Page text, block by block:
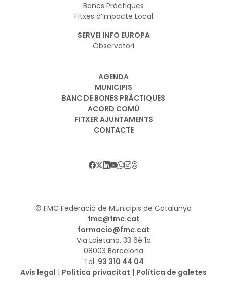
Bones Pràctiques
Fitxes d’Impacte Local
SERVEI INFO EUROPA
Observatori
AGENDA
MUNICIPIS
BANC DE BONES PRÀCTIQUES
ACORD COMÚ
FITXER AJUNTAMENTS
CONTACTE
© FMC Federació de Municipis de Catalunya
fmc@fmc.cat
formacio@fmc.cat
Via Laietana, 33 6è 1a
08003 Barcelona
Tel. 93 310 44 04
Avís legal | Política privacitat | Política de galetes